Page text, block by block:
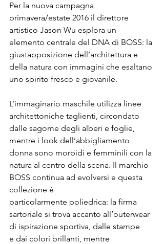
Per la nuova campagna
primavera/estate 2016 il direttore
artistico Jason Wu esplora un
elemento centrale del DNA di BOSS: la
giustapposizione dell’architettura e
della natura con immagini che esaltano
uno spirito fresco e giovanile.
L’immaginario maschile utilizza linee
architettoniche taglienti, circondato
dalle sagome degli alberi e foglie,
mentre i look dell’abbigliamento
donna sono morbidi e femminili con la
natura al centro della scena. Il marchio
BOSS continua ad evolversi e questa
collezione è
particolarmente poliedrica: la firma
sartoriale si trova accanto all’outerwear
di ispirazione sportiva, dalle stampe
e dai colori brillanti, mentre